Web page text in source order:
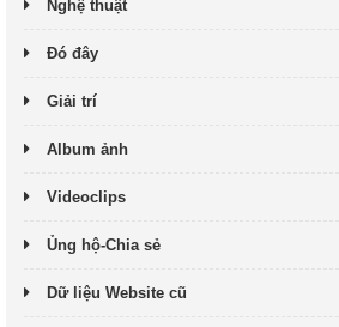
Nghệ thuật
Đó đây
Giải trí
Album ảnh
Videoclips
Ủng hộ-Chia sẻ
Dữ liệu Website cũ